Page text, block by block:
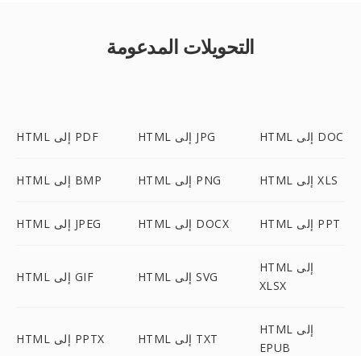
التحويلات المدعومة
HTML إلى PDF HTML إلى JPG HTML إلى DOC
HTML إلى BMP HTML إلى PNG HTML إلى XLS
HTML إلى JPEG HTML إلى DOCX HTML إلى PPT
HTML إلى GIF HTML إلى SVG
HTML إلى
XLSX
HTML إلى PPTX HTML إلى TXT
HTML إلى
EPUB